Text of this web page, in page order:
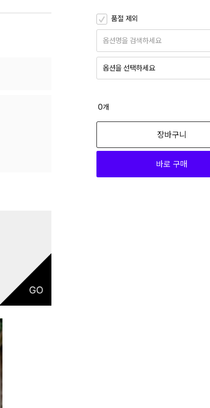
품절 제외
옵션명을 검색하세요
옵션을 선택하세요
23,920
23,920
0개
장바구니
바로 구매